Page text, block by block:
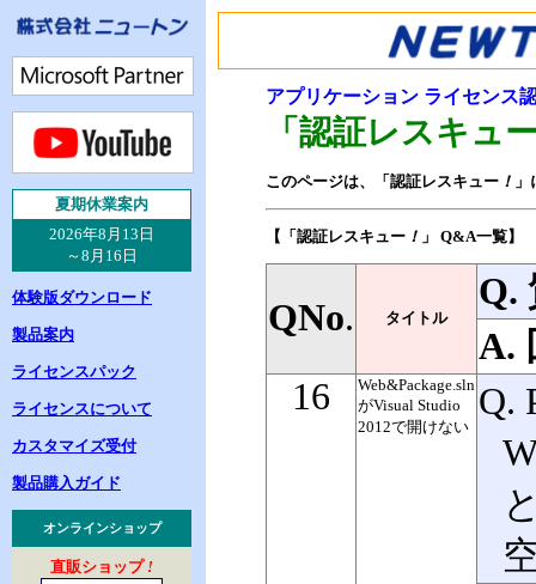
夏期休業案内
2026年8月13日
～8月16日
体験版ダウンロード
製品案内
ライセンスパック
ライセンスについて
カスタマイズ受付
製品購入ガイド
オンラインショップ
直販ショップ!
アプリケーション ライセンス
「認証レスキュ
このページは、「認証レスキュー ！
【「認証レスキュー ！ 」 Q&A一覧】
QNo. タイトル
Q.
A.
16
Web&Package.sln
がVisual Studio
2012で開けない
Q.